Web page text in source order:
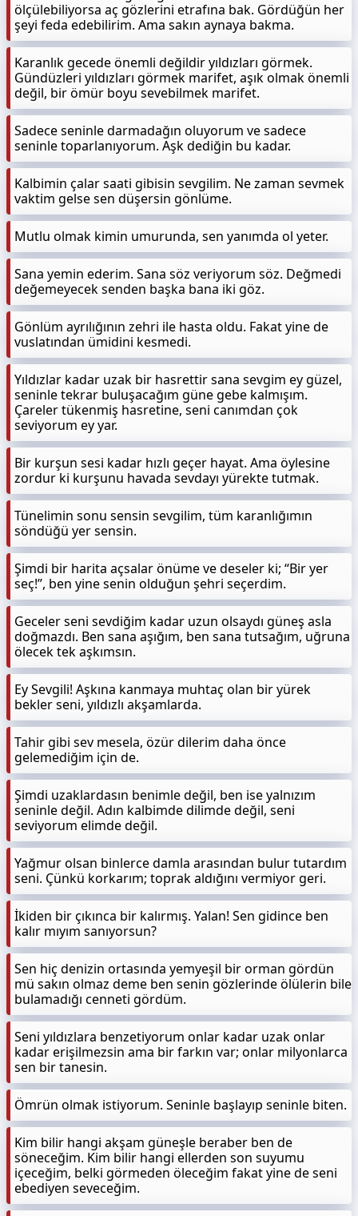
ölçülebiliyorsa aç gözlerini etrafına bak. Gördüğün her
şeyi feda edebilirim. Ama sakın aynaya bakma.
Karanlık gecede önemli değildir yıldızları görmek.
Gündüzleri yıldızları görmek marifet, aşık olmak önemli
değil, bir ömür boyu sevebilmek marifet.
Sadece seninle darmadağın oluyorum ve sadece
seninle toparlanıyorum. Aşk dediğin bu kadar.
Kalbimin çalar saati gibisin sevgilim. Ne zaman sevmek
vaktim gelse sen düşersin gönlüme.
Mutlu olmak kimin umurunda, sen yanımda ol yeter.
Sana yemin ederim. Sana söz veriyorum söz. Değmedi
değemeyecek senden başka bana iki göz.
Gönlüm ayrılığının zehri ile hasta oldu. Fakat yine de
vuslatından ümidini kesmedi.
Yıldızlar kadar uzak bir hasrettir sana sevgim ey güzel,
seninle tekrar buluşacağım güne gebe kalmışım.
Çareler tükenmiş hasretine, seni canımdan çok
seviyorum ey yar.
Bir kurşun sesi kadar hızlı geçer hayat. Ama öylesine
zordur ki kurşunu havada sevdayı yürekte tutmak.
Tünelimin sonu sensin sevgilim, tüm karanlığımın
söndüğü yer sensin.
Şimdi bir harita açsalar önüme ve deseler ki; “Bir yer
seç!”, ben yine senin olduğun şehri seçerdim.
Geceler seni sevdiğim kadar uzun olsaydı güneş asla
doğmazdı. Ben sana aşığım, ben sana tutsağım, uğruna
ölecek tek aşkımsın.
Ey Sevgili! Aşkına kanmaya muhtaç olan bir yürek
bekler seni, yıldızlı akşamlarda.
Tahir gibi sev mesela, özür dilerim daha önce
gelemediğim için de.
Şimdi uzaklardasın benimle değil, ben ise yalnızım
seninle değil. Adın kalbimde dilimde değil, seni
seviyorum elimde değil.
Yağmur olsan binlerce damla arasından bulur tutardım
seni. Çünkü korkarım; toprak aldığını vermiyor geri.
İkiden bir çıkınca bir kalırmış. Yalan! Sen gidince ben
kalır mıyım sanıyorsun?
Sen hiç denizin ortasında yemyeşil bir orman gördün
mü sakın olmaz deme ben senin gözlerinde ölülerin bile
bulamadığı cenneti gördüm.
Seni yıldızlara benzetiyorum onlar kadar uzak onlar
kadar erişilmezsin ama bir farkın var; onlar milyonlarca
sen bir tanesin.
Ömrün olmak istiyorum. Seninle başlayıp seninle biten.
Kim bilir hangi akşam güneşle beraber ben de
söneceğim. Kim bilir hangi ellerden son suyumu
içeceğim, belki görmeden öleceğim fakat yine de seni
ebediyen seveceğim.